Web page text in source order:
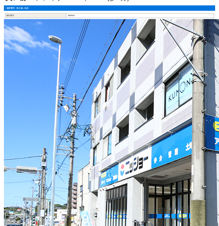
物件番号・取り扱い支店
物件番号 6600024